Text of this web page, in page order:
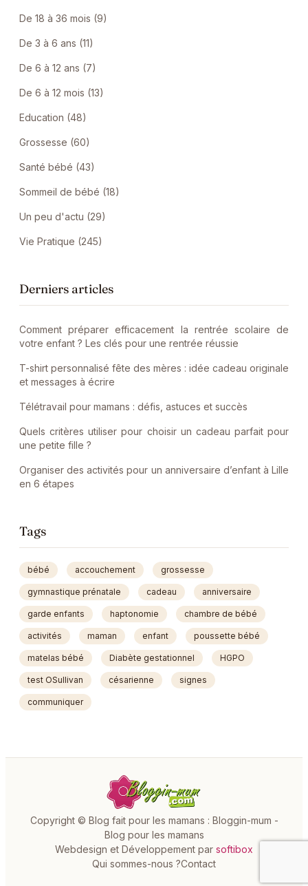
De 18 à 36 mois (9)
De 3 à 6 ans (11)
De 6 à 12 ans (7)
De 6 à 12 mois (13)
Education (48)
Grossesse (60)
Santé bébé (43)
Sommeil de bébé (18)
Un peu d'actu (29)
Vie Pratique (245)
Derniers articles
Comment préparer efficacement la rentrée scolaire de
votre enfant ? Les clés pour une rentrée réussie
T-shirt personnalisé fête des mères : idée cadeau originale
et messages à écrire
Télétravail pour mamans : défis, astuces et succès
Quels critères utiliser pour choisir un cadeau parfait pour
une petite fille ?
Organiser des activités pour un anniversaire d’enfant à Lille
en 6 étapes
Tags
bébé accouchement grossesse
gymnastique prénatale cadeau anniversaire
garde enfants haptonomie chambre de bébé
activités maman enfant poussette bébé
matelas bébé Diabète gestationnel HGPO
test OSullivan césarienne signes
communiquer
Copyright © Blog fait pour les mamans : Bloggin-mum -
Blog pour les mamans
Webdesign et Développement par softibox
Qui sommes-nous ?Contact